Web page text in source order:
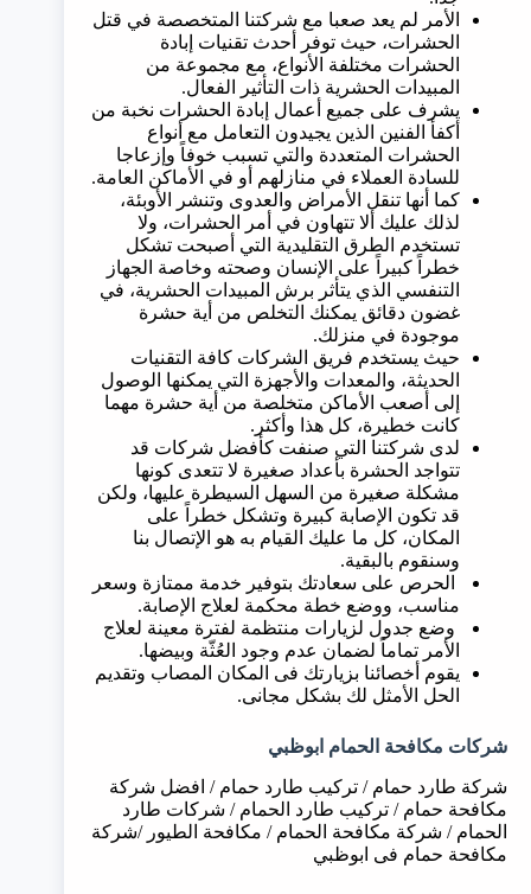
الأمر لم يعد صعبا مع شركتنا المتخصصة في قتل
الحشرات، حيث توفر أحدث تقنيات إبادة
الحشرات مختلفة الأنواع، مع مجموعة من
المبيدات الحشرية ذات التأثير الفعال.
يشرف على جميع أعمال إبادة الحشرات نخبة من
أكفأ الفنين الذين يجيدون التعامل مع أنواع
الحشرات المتعددة والتي تسبب خوفاً وإزعاجا
للسادة العملاء في منازلهم أو في الأماكن العامة.
كما أنها تنقل الأمراض والعدوى وتنشر الأوبئة،
لذلك عليك ألا تتهاون في أمر الحشرات، ولا
تستخدم الطرق التقليدية التي أصبحت تشكل
خطراً كبيراً على الإنسان وصحته وخاصة الجهاز
التنفسي الذي يتأثر برش المبيدات الحشرية، في
غضون دقائق يمكنك التخلص من أية حشرة
موجودة في منزلك.
حيث يستخدم فريق الشركات كافة التقنيات
الحديثة، والمعدات والأجهزة التي يمكنها الوصول
إلى أصعب الأماكن متخلصة من أية حشرة مهما
كانت خطيرة، كل هذا وأكثر.
لدى شركتنا التي صنفت كأفضل شركات قد
تتواجد الحشرة بأعداد صغيرة لا تتعدى كونها
مشكلة صغيرة من السهل السيطرة عليها، ولكن
قد تكون الإصابة كبيرة وتشكل خطراً على
المكان، كل ما عليك القيام به هو الإتصال بنا
وسنقوم بالبقية.
الحرص على سعادتك بتوفير خدمة ممتازة وسعر
مناسب، ووضع خطة محكمة لعلاج الإصابة.
وضع جدول لزيارات منتظمة لفترة معينة لعلاج
الأمر تماماً لضمان عدم وجود العُثّة وبيضها.
يقوم أخصائنا بزيارتك فى المكان المصاب وتقديم
الحل الأمثل لك بشكل مجانى.
شركات مكافحة الحمام ابوظبي
شركة طارد حمام / تركيب طارد حمام / افضل شركة
مكافحة حمام / تركيب طارد الحمام / شركات طارد
الحمام / شركة مكافحة الحمام / مكافحة الطيور /شركة
مكافحة حمام فى ابوظبي